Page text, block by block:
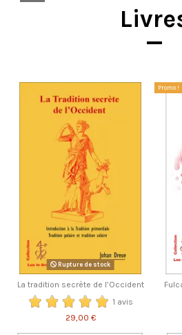
Rupture de stock
La tradition secrète de l’Occident
1 avis
29,00 €
Promo !